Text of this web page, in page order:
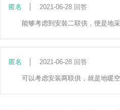
匿名 2021-06-28 回答
能够考虑到安裝二联供，便是地
匿名 2021-06-28 回答
可以考虑安装两联供，就是地暖